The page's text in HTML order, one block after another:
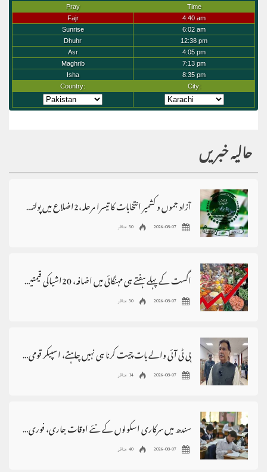
حالیہ خبریں
آزاد جموں و کشمیر انتخابات کا تیسرا مرحلہ،2اضلاع میں پولنگ ملتوی
2026-08-07 30 مناظر
اگست کے پہلے ہفتے ہی مہنگائی میں اضافہ، 20اشیاکی قیمتیں بڑھ گئیں
2026-08-07 30 مناظر
پی ٹی آئی والے بات چیت کرنا ہی نہیں چاہتے، اسپیکر قومی اسمبلی
2026-08-07 14 مناظر
سندھ میں سرکاری اسکولوں کے نئے اوقات جاری، فوری نفاذ کا حکم
2026-08-07 40 مناظر